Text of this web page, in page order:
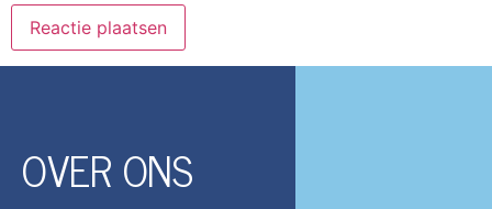
OVER ONS